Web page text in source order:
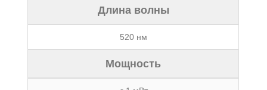
Длина волны
520 нм
Мощность